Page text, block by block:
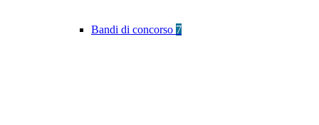
Bandi di concorso 7